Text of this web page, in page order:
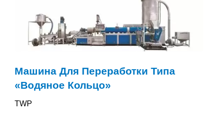
Машина Для Переработки Типа
«водяное Кольцо»
TWP